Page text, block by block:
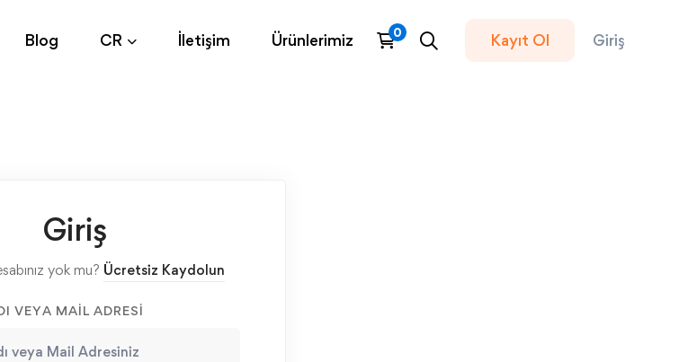
Blog CR İletişim Ürünlerimiz Giriş
Kayıt Ol
Giriş
yok mu? Ücretsiz Kaydolun
VEYA MAIL ADRESI